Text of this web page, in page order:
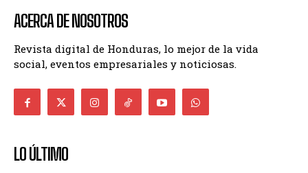
ACERCA DE NOSOTROS
Revista digital de Honduras, lo mejor de la vida
social, eventos empresariales y noticiosas.
LO ÚLTIMO